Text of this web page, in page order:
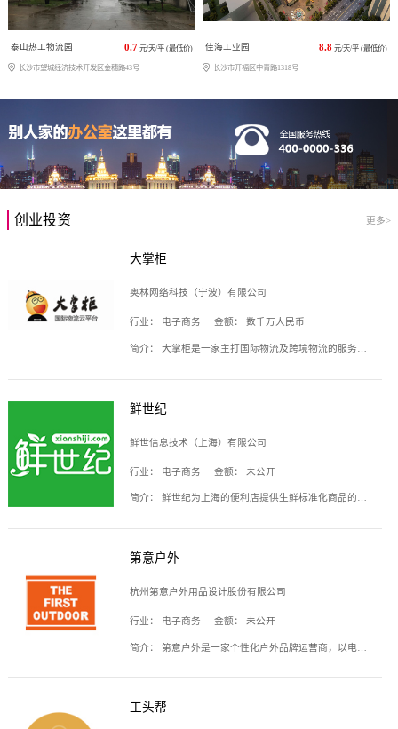
泰山热工物流园 0.7 元/天/平 (最低价)
长沙市望城经济技术开发区金穗路43号
佳海工业园 8.8 元/天/平 (最低价)
长沙市开福区中青路1318号
创业投资 更多>
大掌柜
奥林网络科技（宁波）有限公司
行业： 电子商务 金额： 数千万人民币
简介： 大掌柜是一家主打国际物流及跨境物流的服务云平台，致力于帮助全球国际物流企业在互联网上建立自己的平台，核心产品包括运价通、生意通、业务通、订舱通、招财通等，奥林网络科技（宁波）有限公司旗下产品。
鲜世纪
鲜世信息技术（上海）有限公司
行业： 电子商务 金额： 未公开
简介： 鲜世纪为上海的便利店提供生鲜标准化商品的供应链服务，帮商家解决生鲜采购、运营问题，帮助商家销售。平台提供的商品覆盖果蔬肉类、常温与低温奶制品、冷冻食品、零食饮料、粮油副食、居家洗护等多个品类，上架SKU3000余个。公司建立了近万平方米的仓储场地和物流配送体系，为合作商家提供快速配送服务。
第意户外
杭州第意户外用品设计股份有限公司
行业： 电子商务 金额： 未公开
简介： 第意户外是一家个性化户外品牌运营商，以电子商务为主要载体，主要从事户外产品的设计、生产、销售业务，产品包含冲锋衣、户外鞋、户外背包等。
工头帮